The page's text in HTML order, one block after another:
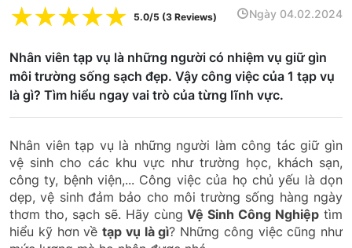
☆
☆
☆
☆
☆ 5.0/5 (3 Reviews) Ngày 04.02.2024
Nhân viên tạp vụ là những người có nhiệm vụ giữ gìn
môi trường sống sạch đẹp. Vậy công việc của 1 tạp vụ
là gì? Tìm hiểu ngay vai trò của từng lĩnh vực.
Nhân viên tạp vụ là những người làm công tác giữ gìn
vệ sinh cho các khu vực như trường học, khách sạn,
công ty, bệnh viện,... Công việc của họ chủ yếu là dọn
dẹp, vệ sinh đảm bảo cho môi trường sống hàng ngày
thơm tho, sạch sẽ. Hãy cùngVệ Sinh Công Nghiệp tìm
hiểu kỹ hơn về tạp vụ là gì? Những công việc cũng như